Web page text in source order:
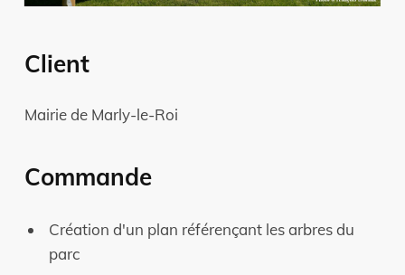
Client
Mairie de Marly-le-Roi
Commande
Création d'un plan référençant les arbres du
parc